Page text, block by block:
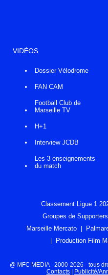
VIDÉOS
Dossier Vélodrome
FAN CAM
Football Club de
Marseille TV
H+1
Interview JCDB
Les 3 enseignements
du match
Classement Ligue 1
Groupes de Supporters
Marseille Mercato
Production Film
@ MFC MEDIA - 2000-2026 - tous
Contacts
Publicité/